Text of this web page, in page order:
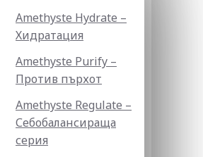
Amethyste Hydrate –
Хидратация
Amethyste Purify –
Против пърхот
Amethyste Regulate –
Себобалансираща
серия